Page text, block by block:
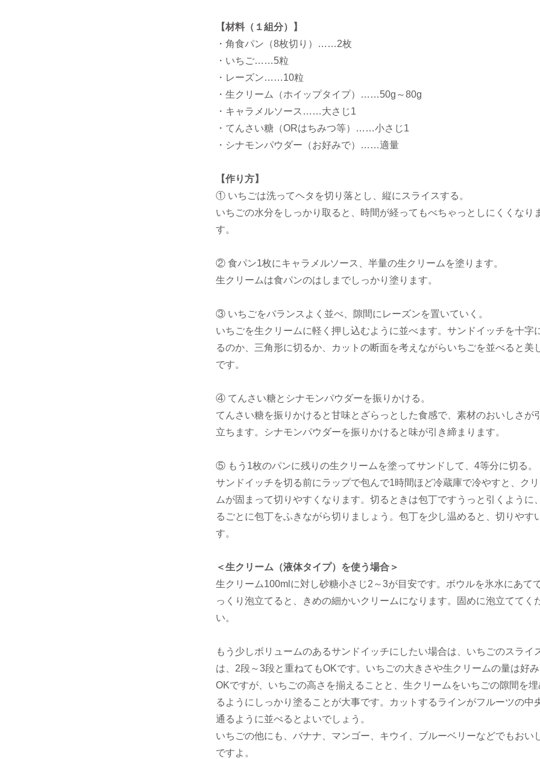
【材料（１組分）】
・角食パン（8枚切り）……2枚
・いちご……5粒
・レーズン……10粒
・生クリーム（ホイップタイプ）……50g～80g
・キャラメルソース……大さじ1
・てんさい糖（ORはちみつ等）……小さじ1
・シナモンパウダー（お好みで）……適量
【作り方】
① いちごは洗ってヘタを切り落とし、縦にスライスする。
いちごの水分をしっかり取ると、時間が経ってもべちゃっとしにくくなり
す。
② 食パン1枚にキャラメルソース、半量の生クリームを塗ります。
生クリームは食パンのはしまでしっかり塗ります。
③ いちごをバランスよく並べ、隙間にレーズンを置いていく。
いちごを生クリームに軽く押し込むように並べます。サンドイッチを十字
るのか、三角形に切るか、カットの断面を考えながらいちごを並べると美
です。
④ てんさい糖とシナモンパウダーを振りかける。
てんさい糖を振りかけると甘味とざらっとした食感で、素材のおいしさが
立ちます。シナモンパウダーを振りかけると味が引き締まります。
⑤ もう1枚のパンに残りの生クリームを塗ってサンドして、4等分に切る。
サンドイッチを切る前にラップで包んで1時間ほど冷蔵庫で冷やすと、ク
ムが固まって切りやすくなります。切るときは包丁ですうっと引くように
るごとに包丁をふきながら切りましょう。包丁を少し温めると、切りやす
す。
＜生クリーム（液体タイプ）を使う場合＞
生クリーム100mlに対し砂糖小さじ2～3が目安です。ボウルを氷水にあて
っくり泡立てると、きめの細かいクリームになります。固めに泡立ててく
い。
もう少しボリュームのあるサンドイッチにしたい場合は、いちごのスライ
は、2段～3段と重ねてもOKです。いちごの大きさや生クリームの量は好
OKですが、いちごの高さを揃えることと、生クリームをいちごの隙間を埋
るようにしっかり塗ることが大事です。カットするラインがフルーツの中
通るように並べるとよいでしょう。
いちごの他にも、バナナ、マンゴー、キウイ、ブルーベリーなどでもおい
ですよ。